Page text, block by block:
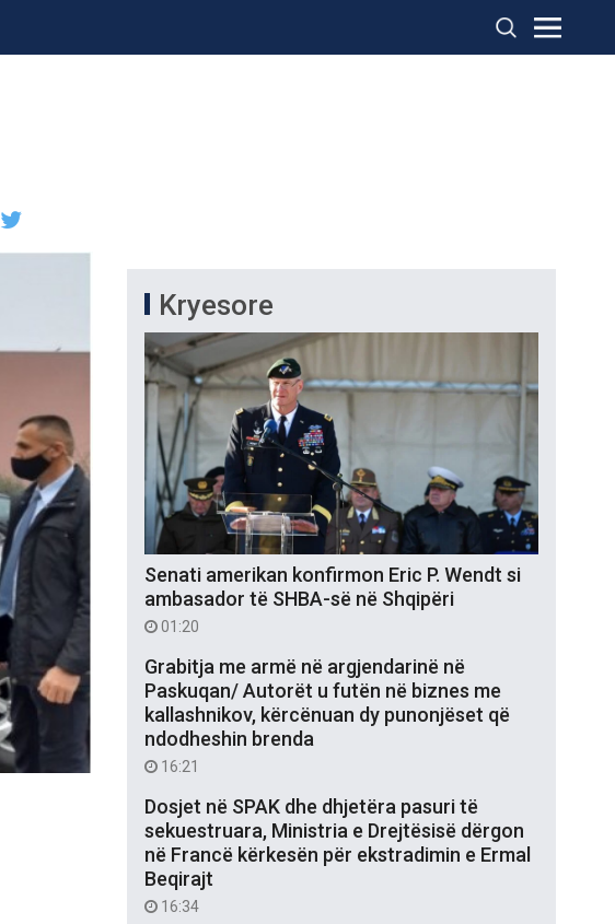
Kryesore
Senati amerikan konfirmon Eric P. Wendt si
ambasador të SHBA-së në Shqipëri
01:20
Grabitja me armë në argjendarinë në
Paskuqan/ Autorët u futën në biznes me
kallashnikov, kërcënuan dy punonjëset që
ndodheshin brenda
16:21
Dosjet në SPAK dhe dhjetëra pasuri të
sekuestruara, Ministria e Drejtësisë dërgon
në Francë kërkesën për ekstradimin e Ermal
Beqirajt
16:34